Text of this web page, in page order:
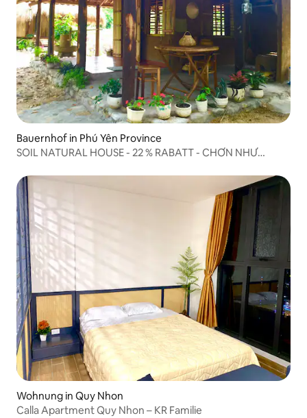
Bauernhof in Phú Yên Province
SOIL NATURAL HOUSE - 22 % RABATT - CHƠN NHƯ
Wohnung in Quy Nhon
Calla Apartment Quy Nhon – KR Familie